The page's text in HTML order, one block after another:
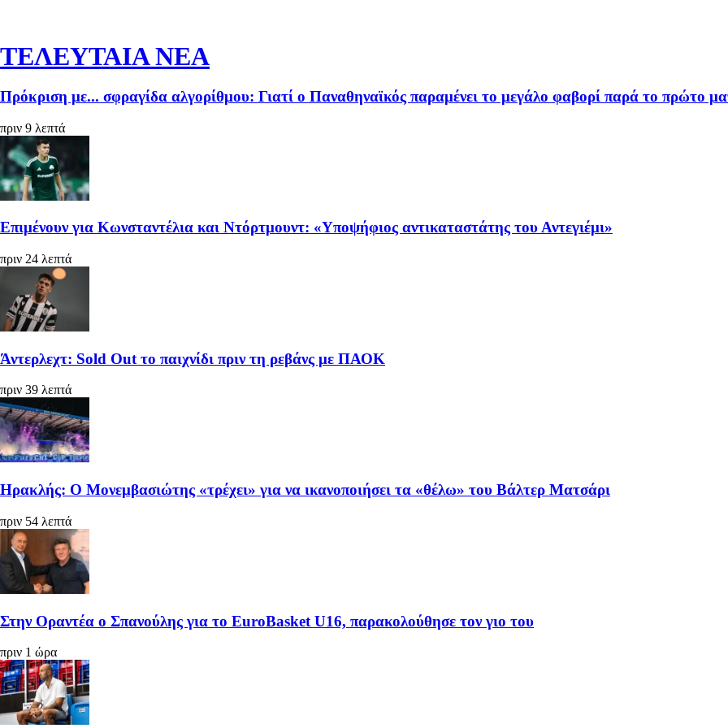
ΤΕΛΕΥΤΑΙΑ ΝΕΑ
Πρόκριση με... σφραγίδα αλγορίθμου: Γιατί ο Παναθηναϊκός παραμένει το μεγάλο φαβορί παρά το πρώτο
πριν 9 λεπτά
Επιμένουν για Κωνσταντέλια και Ντόρτμουντ: «Υποψήφιος αντικαταστάτης του Αντεγιέμι»
πριν 24 λεπτά
Άντερλεχτ: Sold Out το παιχνίδι πριν τη ρεβάνς με ΠΑΟΚ
πριν 39 λεπτά
Ηρακλής: Ο Μονεμβασιώτης «τρέχει» για να ικανοποιήσει τα «θέλω» του Βάλτερ Ματσάρι
πριν 54 λεπτά
Στην Οραντέα ο Σπανούλης για το EuroBasket U16, παρακολούθησε τον γιο του
πριν 1 ώρα